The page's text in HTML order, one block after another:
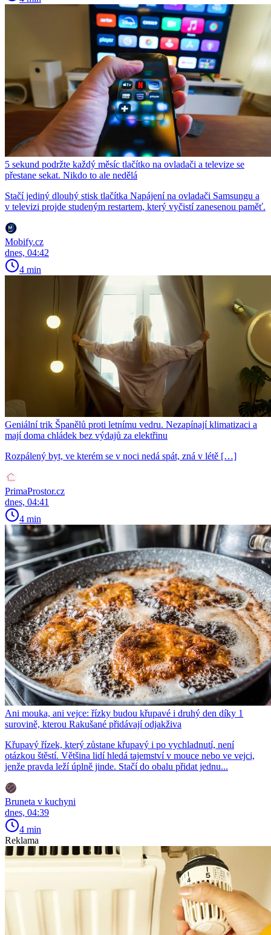
5 sekund podržte každý měsíc tlačítko na ovladači a televize se
přestane sekat. Nikdo to ale nedělá
Stačí jediný dlouhý stisk tlačítka Napájení na ovladači Samsungu a
v televizi projde studeným restartem, který vyčistí zanesenou paměť.
Mobify.cz
dnes, 04:42
4 min
Geniální trik Španělů proti letnímu vedru. Nezapínají klimatizaci a
mají doma chládek bez výdajů za elektřinu
Rozpálený byt, ve kterém se v noci nedá spát, zná v létě […]
PrimaProstor.cz
dnes, 04:41
4 min
Ani mouka, ani vejce: řízky budou křupavé i druhý den díky 1
surovině, kterou Rakušané přidávají odjakživa
Křupavý řízek, který zůstane křupavý i po vychladnutí, není
otázkou štěstí. Většina lidí hledá tajemství v mouce nebo ve vejci,
jenže pravda leží úplně jinde. Stačí do obalu přidat jednu...
Bruneta v kuchyni
dnes, 04:39
4 min
Reklama